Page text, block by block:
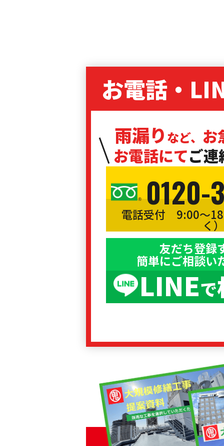
お電話・
雨漏り など、 お
お電話にてご
0120-
電話受付 9:00〜
く）
友だち登録
簡単にご相談い
LINEで